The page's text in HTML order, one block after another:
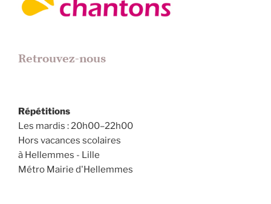
Retrouvez-nous
Répétitions
Les mardis : 20h00–22h00
Hors vacances scolaires
à Hellemmes - Lille
Métro Mairie d'Hellemmes